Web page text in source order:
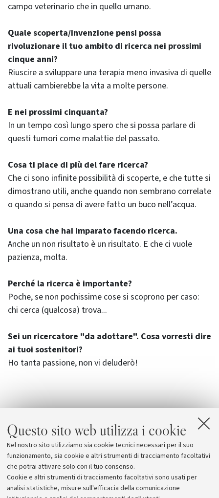
Questo sito web utilizza i cookie
Nel nostro sito utilizziamo sia cookie tecnici necessari per il suo
funzionamento, sia cookie e altri strumenti di tracciamento facoltativi
che potrai attivare solo con il tuo consenso.
Cookie e altri strumenti di tracciamento facoltativi sono usati per
analisi statistiche, misure sull'efficacia della comunicazione
campo veterinario che in quello umano.
Quale scoperta/invenzione pensi possa
rivoluzionare il tuo ambito di ricerca nei prossimi
cinque anni?
Riuscire a sviluppare una terapia meno invasiva di quelle
attuali cambierebbe la vita a molte persone.
E nei prossimi cinquanta?
In un tempo così lungo spero che si possa parlare di
questi tumori come malattie del passato.
Cosa ti piace di più del fare ricerca?
Che ci sono infinite possibilità di scoperte, e che tutte si
dimostrano utili, anche quando non sembrano correlate
o quando si pensa di avere fatto un buco nell’acqua.
Una cosa che hai imparato facendo ricerca.
Anche un non risultato è un risultato. E che ci vuole
pazienza, molta.
Perché la ricerca è importante?
Poche, se non pochissime cose si scoprono per caso:
chi cerca (qualcosa) trova...
Sei un ricercatore "da adottare". Cosa vorresti dire
ai tuoi sostenitori?
Ho tanta passione, non vi deluderò!
Università di Bologna - 5 per mille
UniBologna - La video intervista a Federica Savini